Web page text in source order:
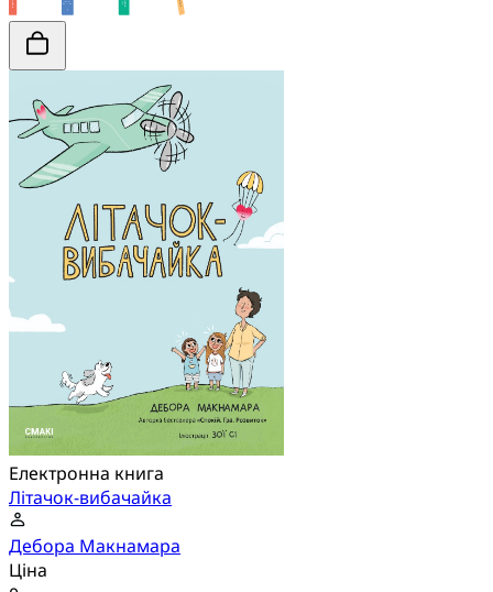
Електронна книга
Літачок-вибачайка
Дебора Макнамара
Ціна